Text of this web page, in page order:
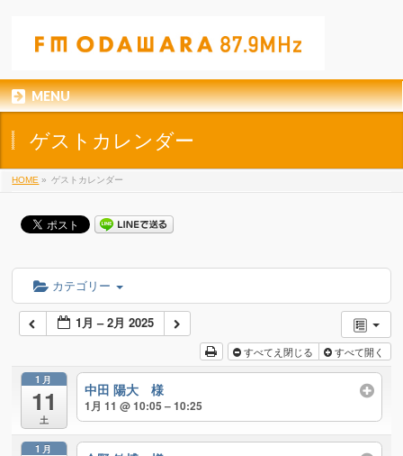
MENU
ゲストカレンダー
HOME » ゲストカレンダー
カテゴリー
1月 – 2月 2025
すべてえ閉じる すべて開く
1月
11
土
中田 陽大 様
1月 11 @ 10:05 – 10:25
1月